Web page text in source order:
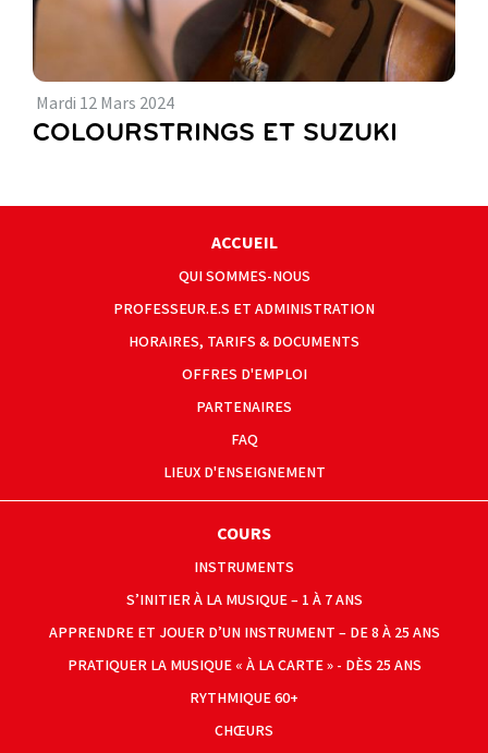
Mardi 12 Mars 2024
COLOURSTRINGS ET SUZUKI
ACCUEIL
QUI SOMMES-NOUS
PROFESSEUR.E.S ET ADMINISTRATION
HORAIRES, TARIFS & DOCUMENTS
OFFRES D'EMPLOI
PARTENAIRES
FAQ
LIEUX D'ENSEIGNEMENT
COURS
INSTRUMENTS
S’INITIER À LA MUSIQUE – 1 À 7 ANS
APPRENDRE ET JOUER D’UN INSTRUMENT – DE 8 À 25 ANS
PRATIQUER LA MUSIQUE « À LA CARTE » - DÈS 25 ANS
RYTHMIQUE 60+
CHŒURS